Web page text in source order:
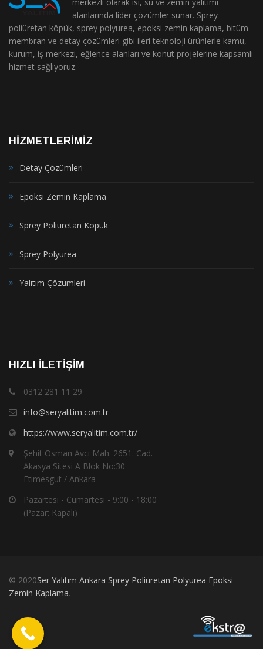
alanlarında lider çözümler sunar. Sprey
poliüretan köpük, sprey polyurea, epoksi zemin kaplama, bitüm
membran ve detay çözümleri gibi ileri teknoloji ürünlerle kamu,
kurum, iş merkezi, eğlence alanları ve konut projelerine kapsamlı
hizmet sağlıyoruz.
HİZMETLERİMİZ
Detay Çözümleri
Epoksi Zemin Kaplama
Sprey Poliüretan Köpük
Sprey Polyurea
Yalıtım Çözümleri
HIZLI İLETIŞIM
0312 281 11 29
info@seryalitim.com.tr
https://www.seryalitim.com.tr/
Şehit Osman Avcı Mah. 2651. Cad.
Akasya Sitesi A Blok No:30
Etimesgut / Ankara
Pazartesi - Cumartesi - 9:00 - 18:00
(Pazar: Kapalı)
© 2020Ser Yalıtım Ankara Sprey Poliüretan Polyurea Epoksi
Zemin Kaplama.